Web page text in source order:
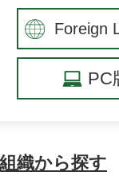
PC
組織から探す